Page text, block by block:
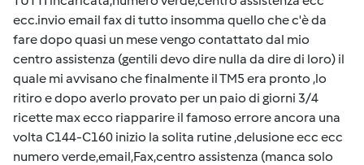
ecc.invio email fax di tutto insomma quello che c'è da
fare dopo quasi un mese vengo contattato dal mio
centro assistenza (gentili devo dire nulla da dire di loro) il
quale mi avvisano che finalmente il TM5 era pronto ,lo
ritiro e dopo averlo provato per un paio di giorni 3/4
ricette max ecco riapparire il famoso errore ancora una
volta C144-C160 inizio la solita rutine ,delusione ecc ecc
numero verde,email,Fax,centro assistenza (manca solo